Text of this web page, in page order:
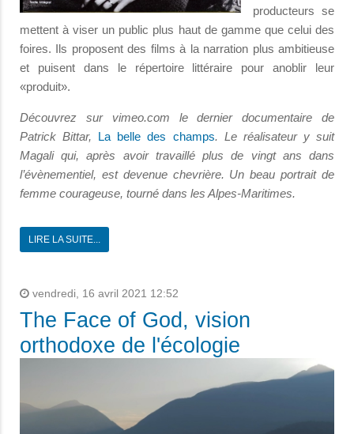
producteurs se
mettent à viser un public plus haut de gamme que celui des
foires. Ils proposent des films à la narration plus ambitieuse
et puisent dans le répertoire littéraire pour anoblir leur
«produit».
Découvrez sur vimeo.com le dernier documentaire de
Patrick Bittar, La belle des champs. Le réalisateur y suit
Magali qui, après avoir travaillé plus de vingt ans dans
l’évènementiel, est devenue chevrière. Un beau portrait de
femme courageuse, tourné dans les Alpes-Maritimes.
LIRE LA SUITE...
vendredi, 16 avril 2021 12:52
The Face of God, vision
orthodoxe de l'écologie